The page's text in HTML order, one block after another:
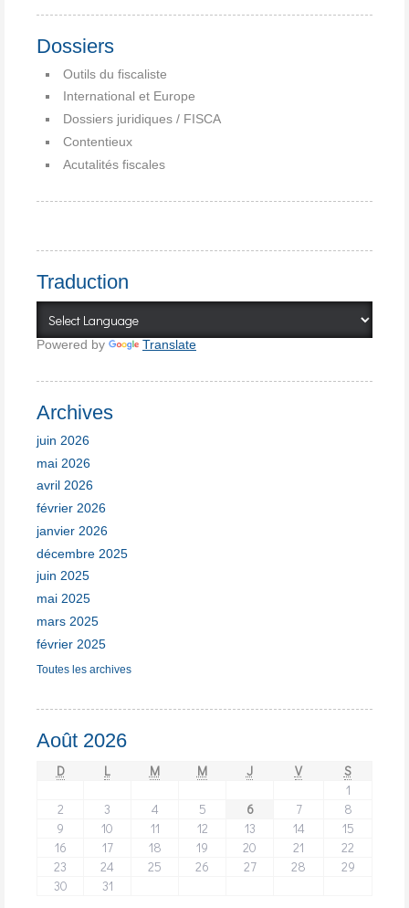
Dossiers
Outils du fiscaliste
International et Europe
Dossiers juridiques / FISCA
Contentieux
Acutalités fiscales
Traduction
Powered by Translate
Archives
juin 2026
mai 2026
avril 2026
février 2026
janvier 2026
décembre 2025
juin 2025
mai 2025
mars 2025
février 2025
Toutes les archives
Août 2026
D L M M J V
S
1
2
3 4 5 6 7
8
9
10 11 12 13 14
15
16
17 18 19 20 21
22
23
24 25 26 27 28
29
30
31